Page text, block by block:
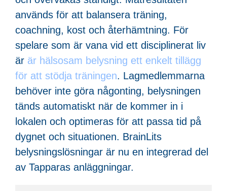
används för att balansera träning,
coachning, kost och återhämtning. För
spelare som är vana vid ett disciplinerat liv
är är hälsosam belysning ett enkelt tillägg
för att stödja träningen. Lagmedlemmarna
behöver inte göra någonting, belysningen
tänds automatiskt när de kommer in i
lokalen och optimeras för att passa tid på
dygnet och situationen. BrainLits
belysningslösningar är nu en integrerad del
av Tapparas anläggningar.